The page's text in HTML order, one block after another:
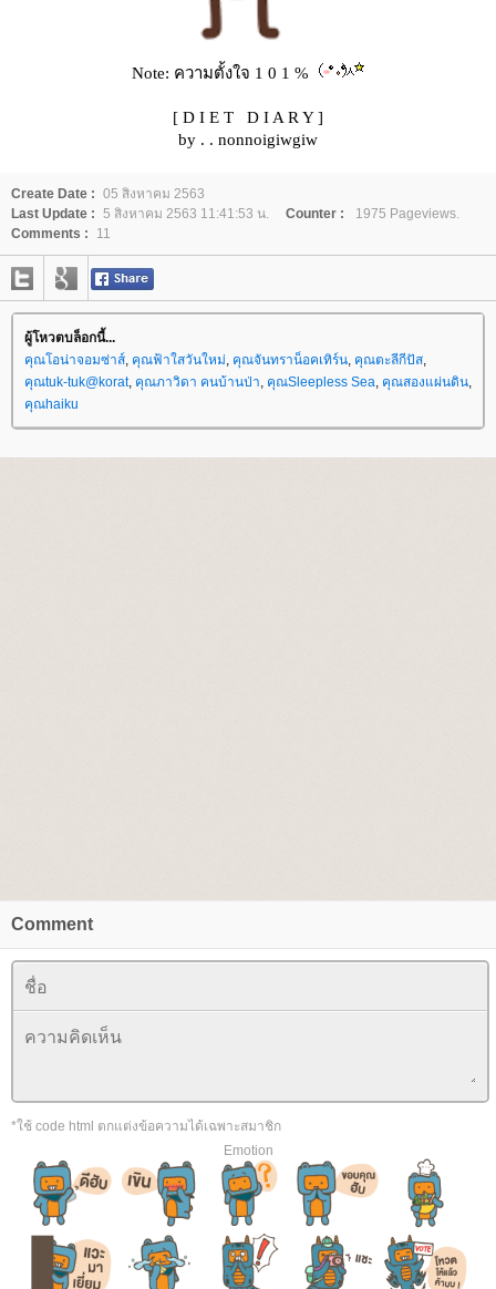
Note: ความตั้งใจ 1 0 1 %
[ D I E T D I A R Y]
by . . nonnoigiwgiw
Create Date : 05 สิงหาคม 2563
Last Update : 5 สิงหาคม 2563 11:41:53 น. Counter :
1975 Pageviews.
Comments :
11
ผู้โหวตบล็อกนี้...
คุณโอน่าจอมซ่าส์, คุณฟ้าใสวันใหม่, คุณจันทราน็อคเทิร์น, คุณตะลีกีปัส,
คุณtuk-tuk@korat, คุณภาวิดา คนบ้านป่า, คุณSleepless Sea, คุณสองแผ่นดิน,
คุณhaiku
Comment
*ใช้ code html ตกแต่งข้อความได้เฉพาะสมาชิก
Emotion